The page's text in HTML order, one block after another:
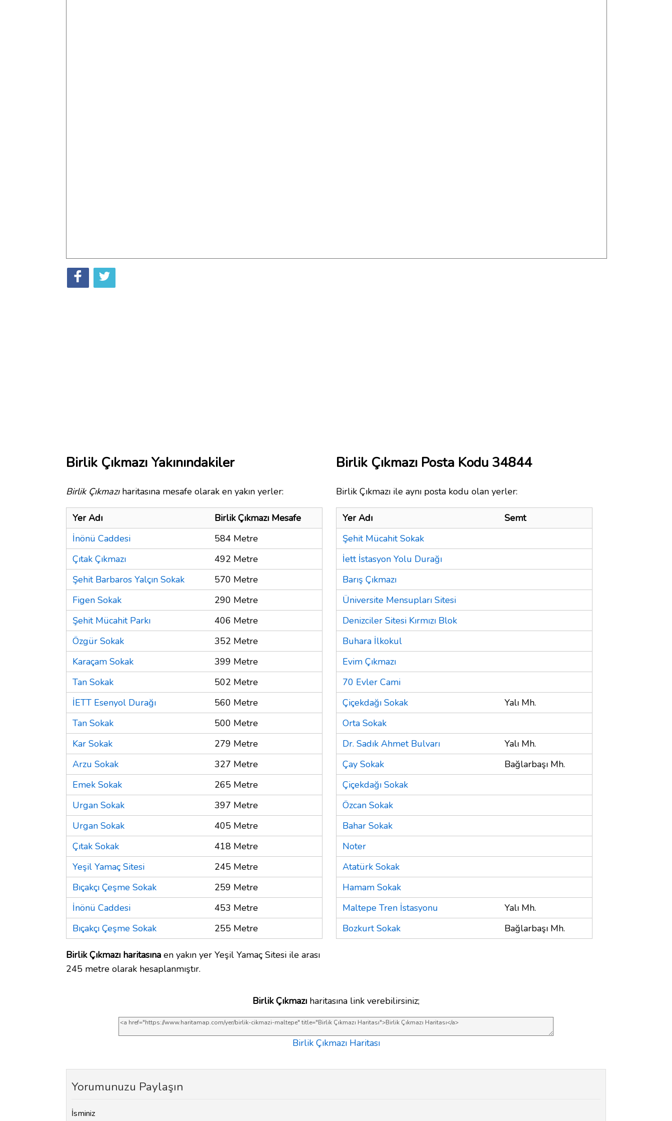
Birlik Çıkmazı Yakınındakiler
Birlik Çıkmazıharitasına mesafe olarak en yakın yerler:
Yer Adı
Birlik Çıkmazı Mesafe
İnönü Caddesi
584 Metre
Çıtak Çıkmazı
492 Metre
Şehit Barbaros Yalçın Sokak
570 Metre
Figen Sokak
290 Metre
Şehit Mücahit Parkı
406 Metre
Özgür Sokak
352 Metre
Karaçam Sokak
399 Metre
Tan Sokak
502 Metre
İETT Esenyol Durağı
560 Metre
Tan Sokak
500 Metre
Kar Sokak
279 Metre
Arzu Sokak
327 Metre
Emek Sokak
265 Metre
Urgan Sokak
397 Metre
Urgan Sokak
405 Metre
Çıtak Sokak
418 Metre
Yeşil Yamaç Sitesi
245 Metre
Bıçakçı Çeşme Sokak
259 Metre
İnönü Caddesi
453 Metre
Bıçakçı Çeşme Sokak
255 Metre
Birlik Çıkmazı haritasına en yakın yer Yeşil Yamaç Sitesi ile arası
245 metre olarak hesaplanmıştır.
Birlik Çıkmazı Posta Kodu 34844
Birlik Çıkmazı ile aynı posta kodu olan yerler:
Yer Adı
Semt
Şehit Mücahit Sokak
İett İstasyon Yolu Durağı
Barış Çıkmazı
Üniversite Mensupları Sitesi
Denizciler Sitesi Kırmızı Blok
Buhara İlkokul
Evim Çıkmazı
70 Evler Cami
Çiçekdağı Sokak
Yalı Mh.
Orta Sokak
Dr. Sadık Ahmet Bulvarı
Yalı Mh.
Çay Sokak
Bağlarbaşı Mh.
Çiçekdağı Sokak
Özcan Sokak
Bahar Sokak
Noter
Atatürk Sokak
Hamam Sokak
Maltepe Tren İstasyonu
Yalı Mh.
Bozkurt Sokak
Bağlarbaşı Mh.
Birlik Çıkmazı haritasına link verebilirsiniz;
Birlik Çıkmazı Haritası
Yorumunuzu Paylaşın
İsminiz